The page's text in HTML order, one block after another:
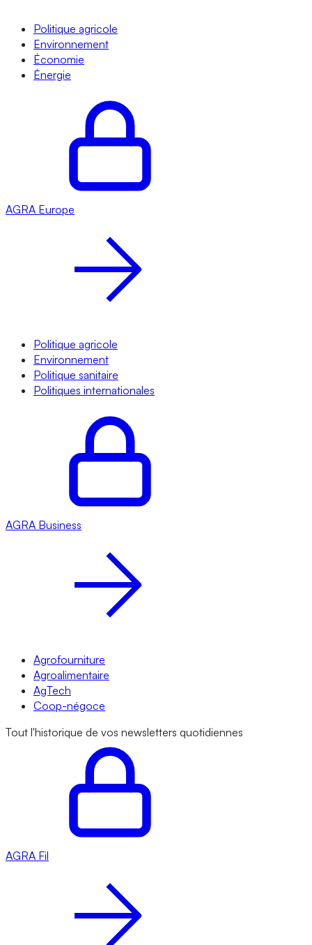
Politique agricole
Environnement
Économie
Énergie
AGRA Europe
Politique agricole
Environnement
Politique sanitaire
Politiques internationales
AGRA Business
Agrofourniture
Agroalimentaire
AgTech
Coop-négoce
Tout l'historique de vos newsletters quotidiennes
AGRA Fil